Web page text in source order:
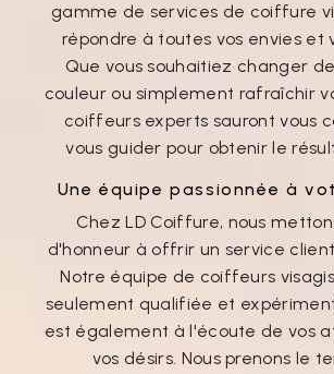
gamme de services de coiffure
répondre à toutes vos envies et
Que vous souhaitiez changer
couleur ou simplement rafraîchir
coiffeurs experts sauront vous
vous guider pour obtenir le
Une équipe passionnée à
Chez LD Coiffure, nous
d'honneur à offrir un service
Notre équipe de coiffeurs
seulement qualifiée et
est également à l'écoute de vos
vos désirs. Nous prenons le